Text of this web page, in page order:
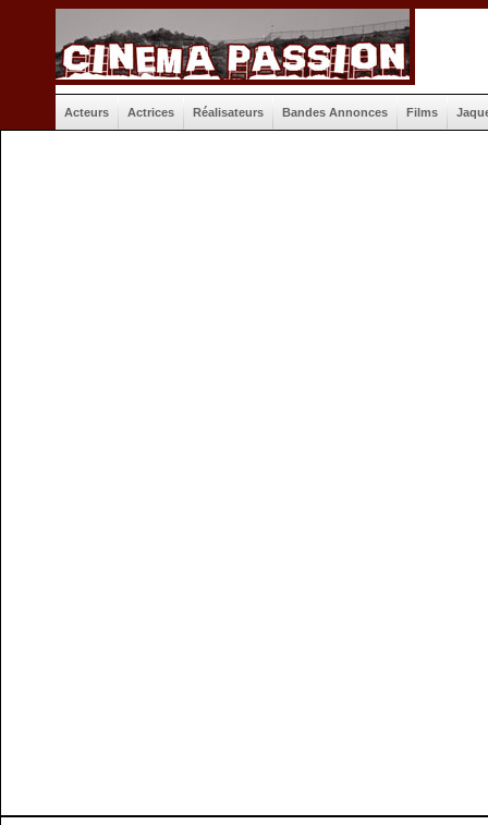
Acteurs Actrices Réalisateurs Bandes Annonces Films